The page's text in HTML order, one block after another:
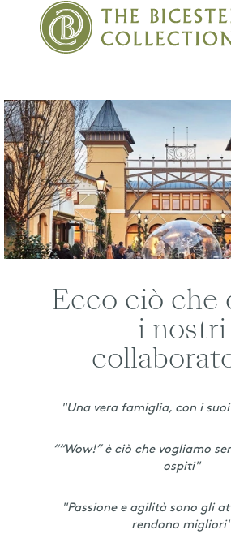
Wertheim
Village_IT
Ecco ciò che
i nostri
"Una vera famiglia, con i
““Wow!” è ciò che vogliamo
ospiti"
"Passione e agilità sono gli
rendono migliori"